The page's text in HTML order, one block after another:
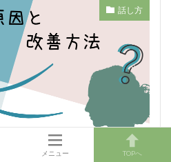
話し方
メニュー TOPへ